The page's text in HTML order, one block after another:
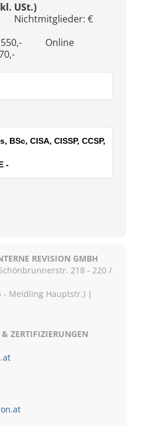
USt.)
Nichtmitglieder: €
550,- Online
BSc, CISA, CISSP, CCSP,
-
REVISION GMBH
218 - 220 /
- Meidling Hauptstr.) |
ZERTIFIZIERUNGEN